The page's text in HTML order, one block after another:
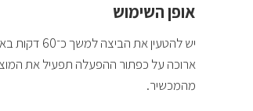
אופן השימוש
ארוכה על כפתור ההפעלה תפעיל את
מהמכשיר.